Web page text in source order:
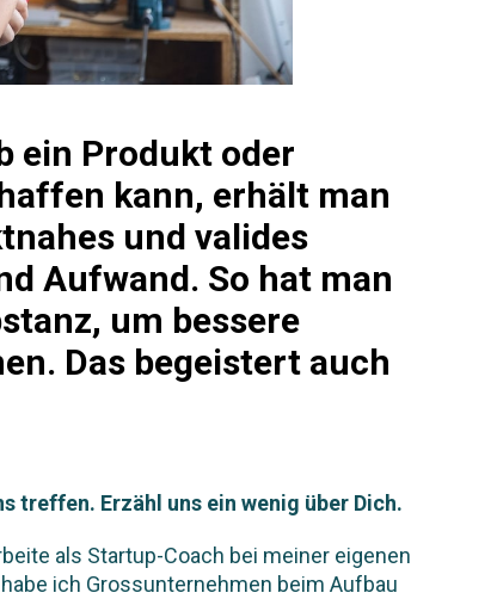
ein Produkt oder
kann, erhält man
und valides
Aufwand. So hat man
um bessere
Das begeistert auch
treffen. Erzähl uns ein wenig über Dich.
als Startup-Coach bei meiner eigenen
ich Grossunternehmen beim Aufbau